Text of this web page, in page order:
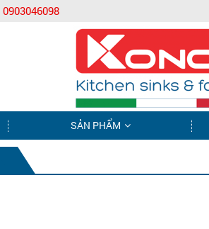
0903046098
SẢN PHẨM